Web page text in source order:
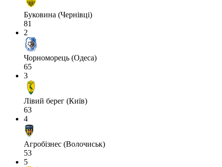
Буковина (Чернівці)
81
2
Чорноморець (Одеса)
65
3
Лівий берег (Київ)
63
4
Агробізнес (Волочиськ)
53
5